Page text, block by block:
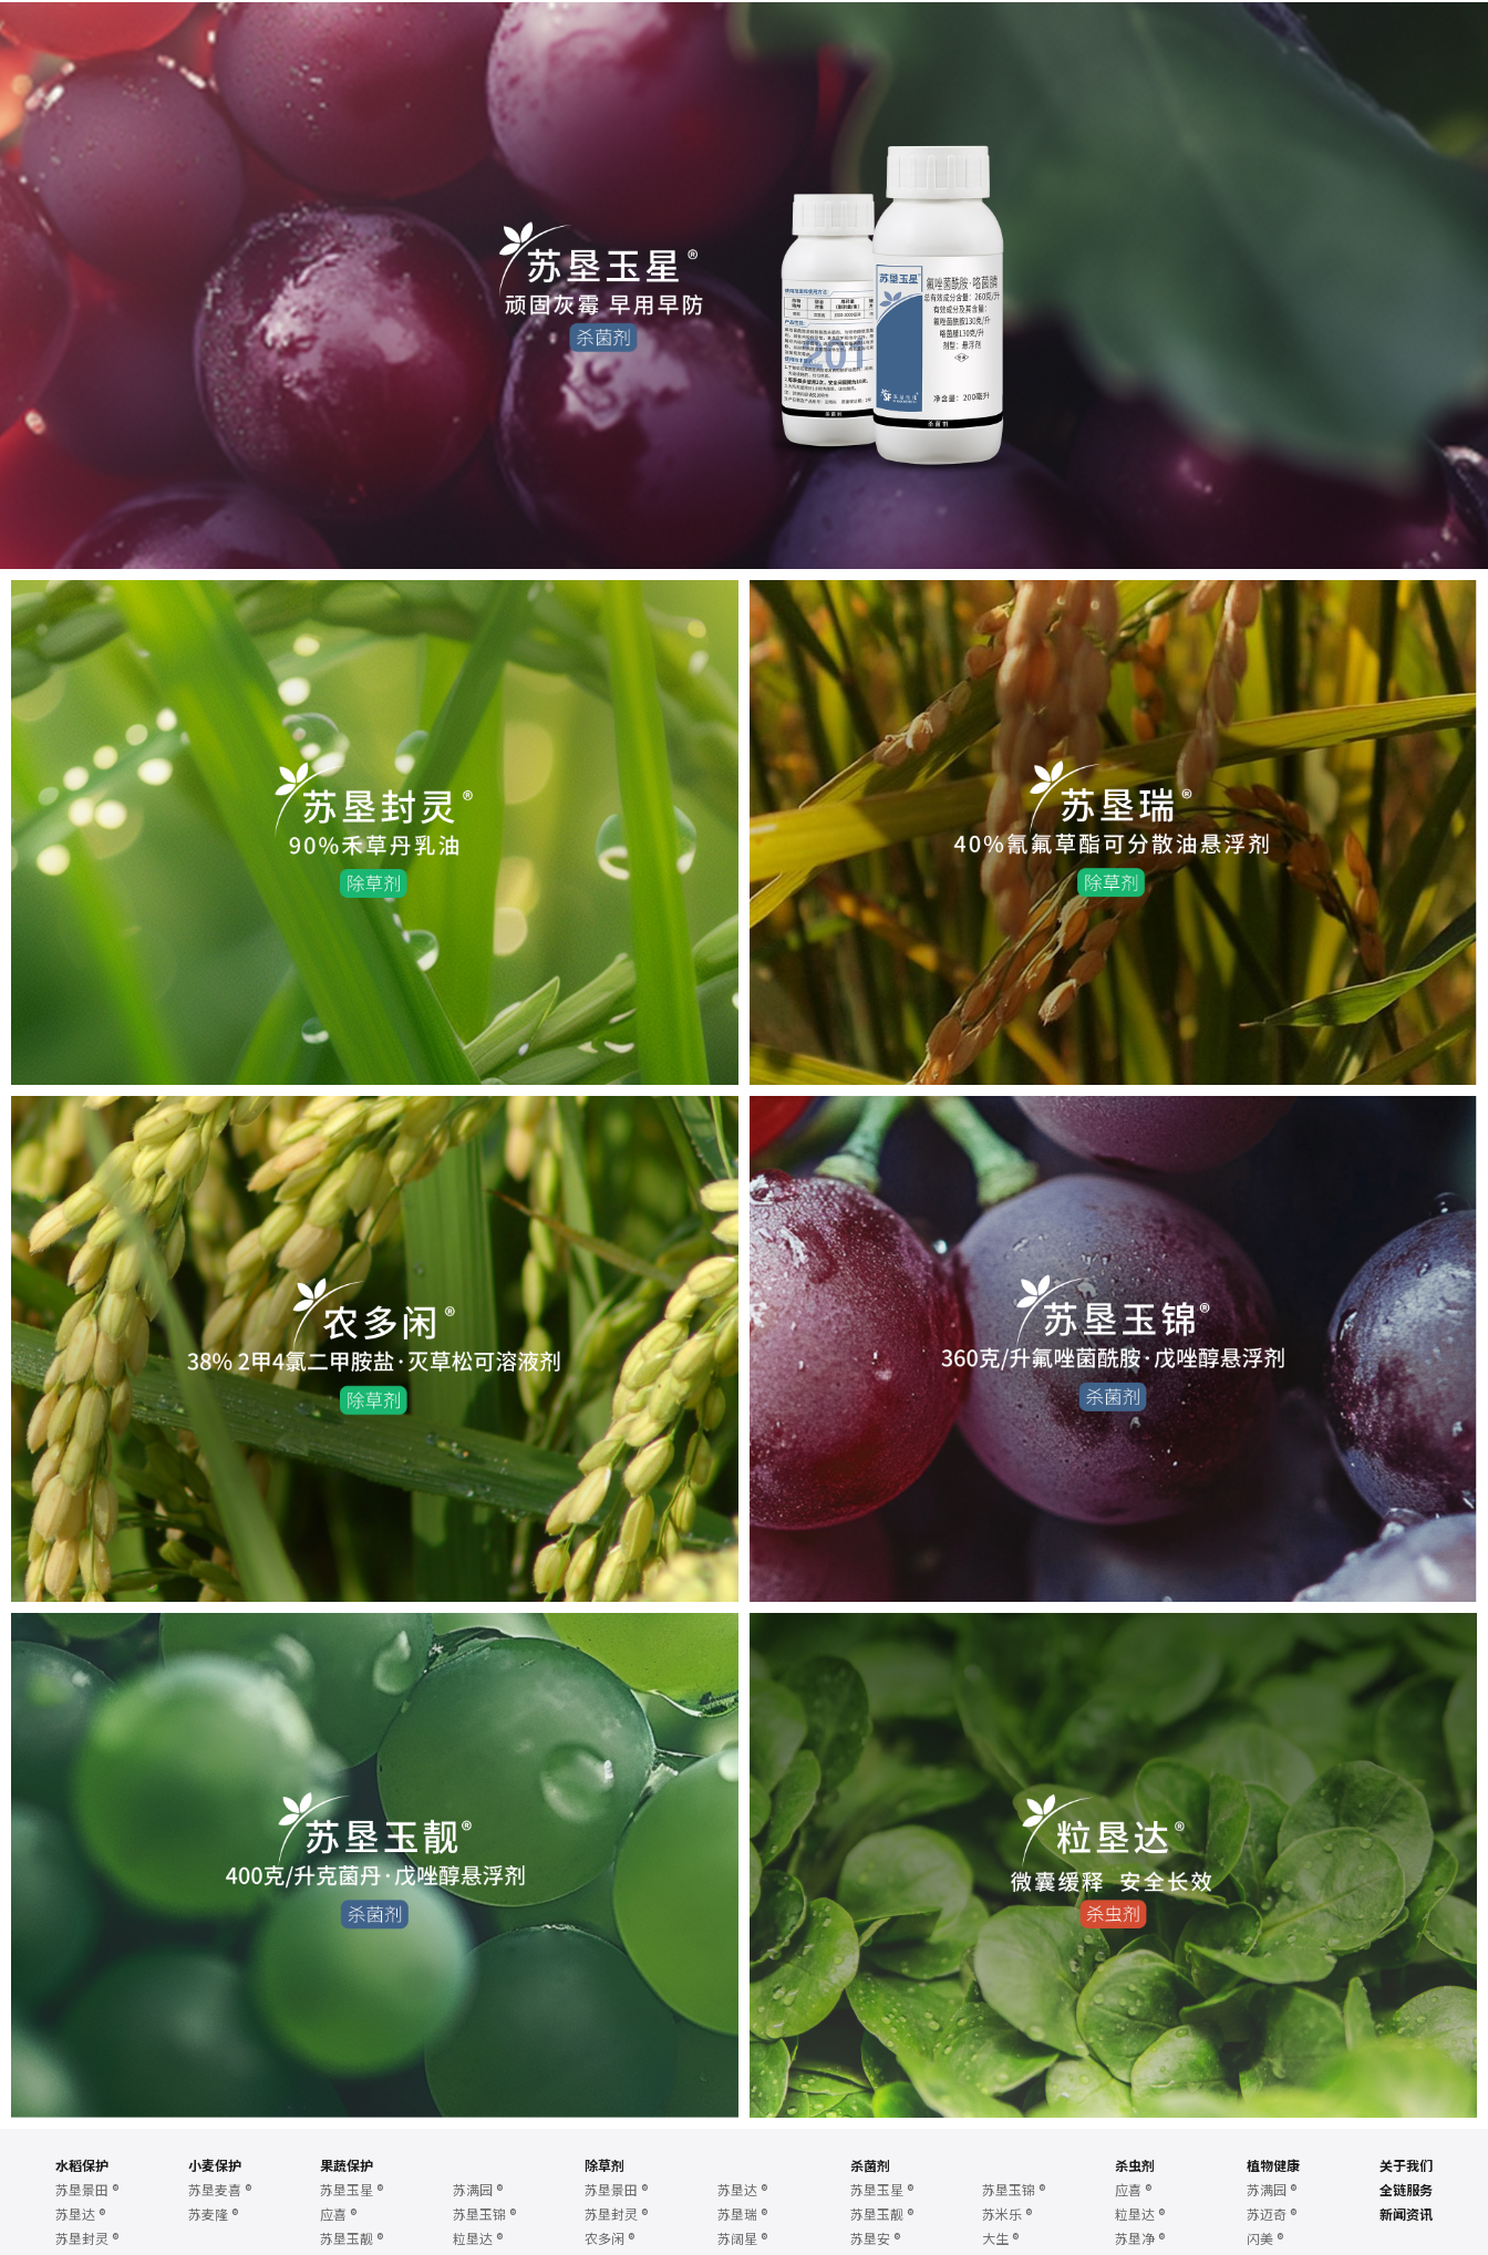
水稻保护
苏垦景田 ®
苏垦达 ®
苏垦封灵 ®
小麦保护
苏垦麦喜 ®
苏麦隆 ®
果蔬保护
苏垦玉星 ® 苏满园 ®
应喜 ® 苏垦玉锦 ®
苏垦玉靓 ® 粒垦达 ®
除草剂
苏垦景田 ® 苏垦达 ®
苏垦封灵 ® 苏垦瑞 ®
农多闲 ® 苏阔星 ®
杀菌剂
苏垦玉星 ® 苏垦玉锦 ®
苏垦玉靓 ® 苏米乐 ®
苏垦安 ® 大生 ®
杀虫剂
应喜 ®
粒垦达 ®
苏垦净 ®
植物健康
苏满园 ®
苏迈奇 ®
闪美 ®
关于我们
全链服务
新闻资讯